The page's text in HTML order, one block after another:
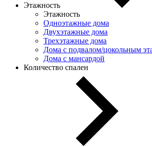
Этажность
Этажность
Одноэтажные дома
Двухэтажные дома
Трехэтажные дома
Дома с подвалом/цокольным
Дома с мансардой
Количество спален